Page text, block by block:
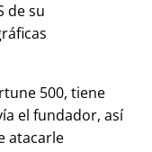
de su
500, tiene
el fundador, así
atacarle